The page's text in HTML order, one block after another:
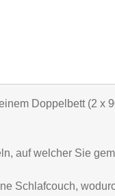
Doppelbett (2 x
auf welcher Sie
Schlafcouch,